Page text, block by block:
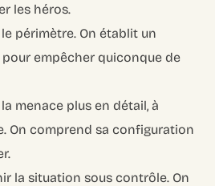
les héros.
périmètre. On établit un
empêcher quiconque de
menace plus en détail, à
On comprend sa configuration
la situation sous contrôle. On